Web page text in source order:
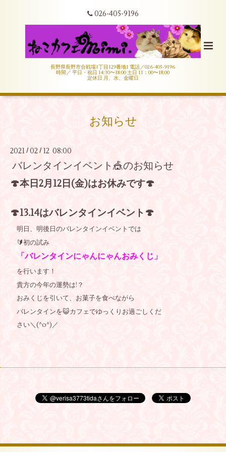
026-405-9196
長野県長野市合戦場1丁目129番地1 電話／026-405-9196
時間／ 平日・祝日 14:30〜18:00 土日 11：00〜18:00
定休日 月、水、金曜日
お知らせ
2021 /02 / 12 08:00
バレンタインイベント🎪のお知らせ
🍄本日2月12日(金)はお休みです🍄
🍄13.14はバレンタインイベント🍄
明日、明後日のバレンタインイベントでは
🔰初の試み
「バレンタインにゃんにゃんおみくじ」
を行います！
貴方の今年の運勢は!？
おみくじを引いて、お菓子を食べながら
バレンタインを😺カフェでゆっくりお過ごしくだ
さい＼(^o^)／